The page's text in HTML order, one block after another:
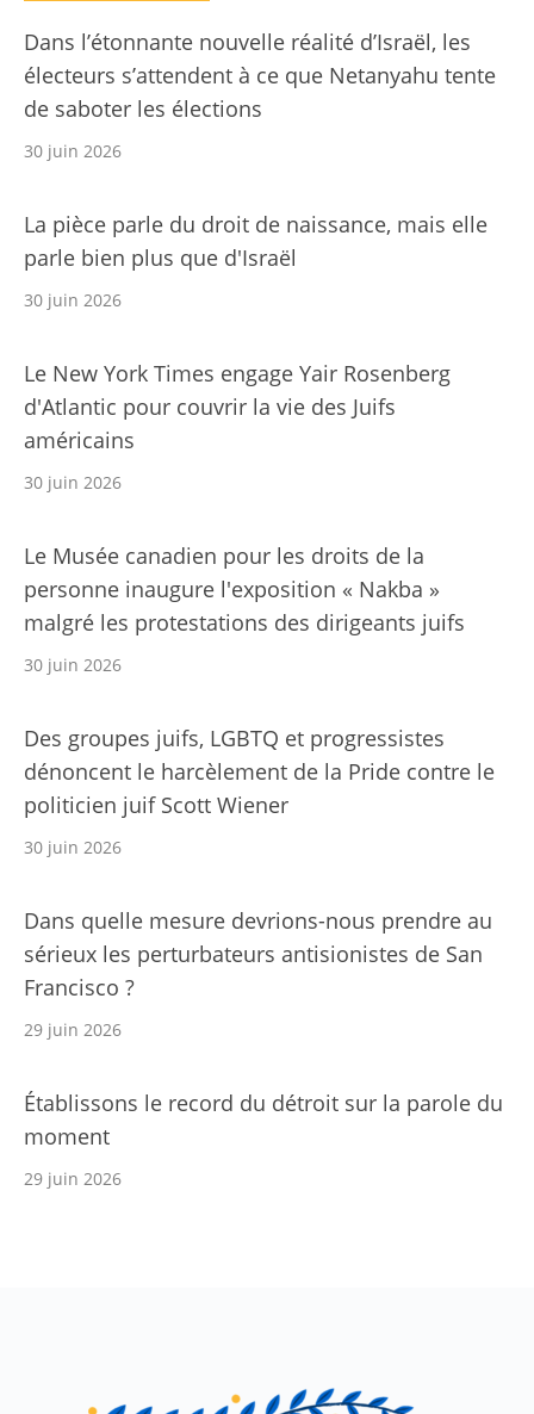
Dans l’étonnante nouvelle réalité d’Israël, les
électeurs s’attendent à ce que Netanyahu tente
de saboter les élections
30 juin 2026
La pièce parle du droit de naissance, mais elle
parle bien plus que d'Israël
30 juin 2026
Le New York Times engage Yair Rosenberg
d'Atlantic pour couvrir la vie des Juifs
américains
30 juin 2026
Le Musée canadien pour les droits de la
personne inaugure l'exposition « Nakba »
malgré les protestations des dirigeants juifs
30 juin 2026
Des groupes juifs, LGBTQ et progressistes
dénoncent le harcèlement de la Pride contre le
politicien juif Scott Wiener
30 juin 2026
Dans quelle mesure devrions-nous prendre au
sérieux les perturbateurs antisionistes de San
Francisco ?
29 juin 2026
Établissons le record du détroit sur la parole du
moment
29 juin 2026